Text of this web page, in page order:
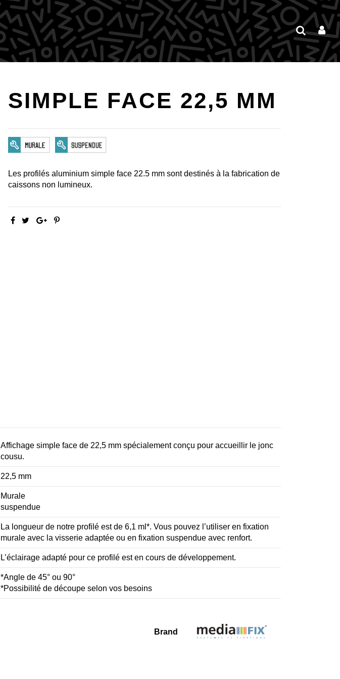
SIMPLE FACE 22,5 MM
Les profilés aluminium simple face 22.5 mm sont destinés à la fabrication de
caissons non lumineux.
Affichage simple face de 22,5 mm spécialement conçu pour accueillir le jonc
cousu.
22,5 mm
Murale
suspendue
La longueur de notre profilé est de 6,1 ml*. Vous pouvez l’utiliser en fixation
murale avec la visserie adaptée ou en fixation suspendue avec renfort.
L’éclairage adapté pour ce profilé est en cours de développement.
*Angle de 45° ou 90°
*Possibilité de découpe selon vos besoins
Brand